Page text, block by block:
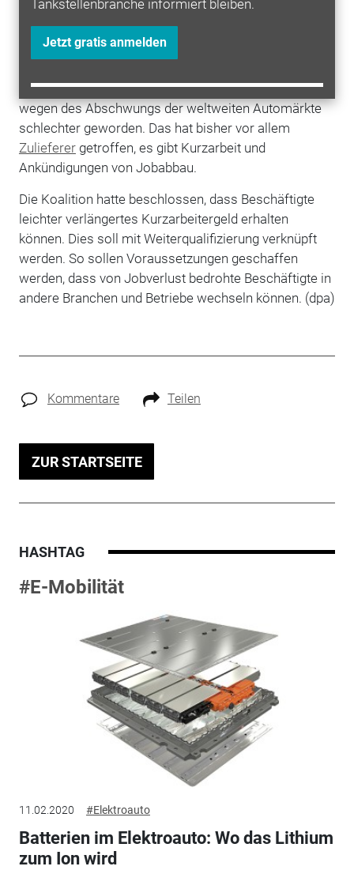
Tankstellenbranche informiert bleiben.
Jetzt gratis anmelden
befindet sich derzeit mitten in einem grundlegenden
Wandel. Zum einen muss die Industrie Milliarden in
neue Technologien wie die
Zum anderen ist bei vielen Firmen die Ertragslage
wegen des Abschwungs der weltweiten Automärkte
schlechter geworden. Das hat bisher vor allem
Zulieferergetroffen, es gibt Kurzarbeit und
Ankündigungen von Jobabbau.
Die Koalition hatte beschlossen, dass Beschäftigte
leichter verlängertes Kurzarbeitergeld erhalten
können. Dies soll mit Weiterqualifizierung verknüpft
werden. So sollen Voraussetzungen geschaffen
werden, dass von Jobverlust bedrohte Beschäftigte in
andere Branchen und Betriebe wechseln können. (dpa)
Kommentare Teilen
ZUR STARTSEITE
HASHTAG
#E-Mobilität
11.02.2020 #Elektroauto
Batterien im Elektroauto: Wo das Lithium
zum Ion wird